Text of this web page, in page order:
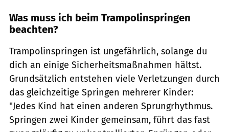
Was muss ich beim Trampolinspringen
beachten?
Trampolinspringen ist ungefährlich, solange du
dich an einige Sicherheitsmaßnahmen hältst.
Grundsätzlich entstehen viele Verletzungen durch
das gleichzeitige Springen mehrerer Kinder:
"Jedes Kind hat einen anderen Sprungrhythmus.
Springen zwei Kinder gemeinsam, führt das fast